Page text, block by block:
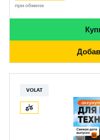
при обмене
VOLAT